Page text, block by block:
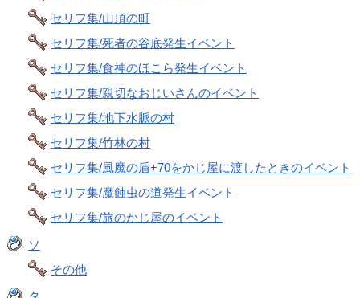
セリフ集/山頂の町
セリフ集/死者の谷底発生イベント
セリフ集/食神のほこら発生イベント
セリフ集/親切なおじいさんのイベント
セリフ集/地下水脈の村
セリフ集/竹林の村
セリフ集/風魔の盾+70をかじ屋に渡したときのイベント
セリフ集/魔蝕虫の道発生イベント
セリフ集/旅のかじ屋のイベント
ソ
その他